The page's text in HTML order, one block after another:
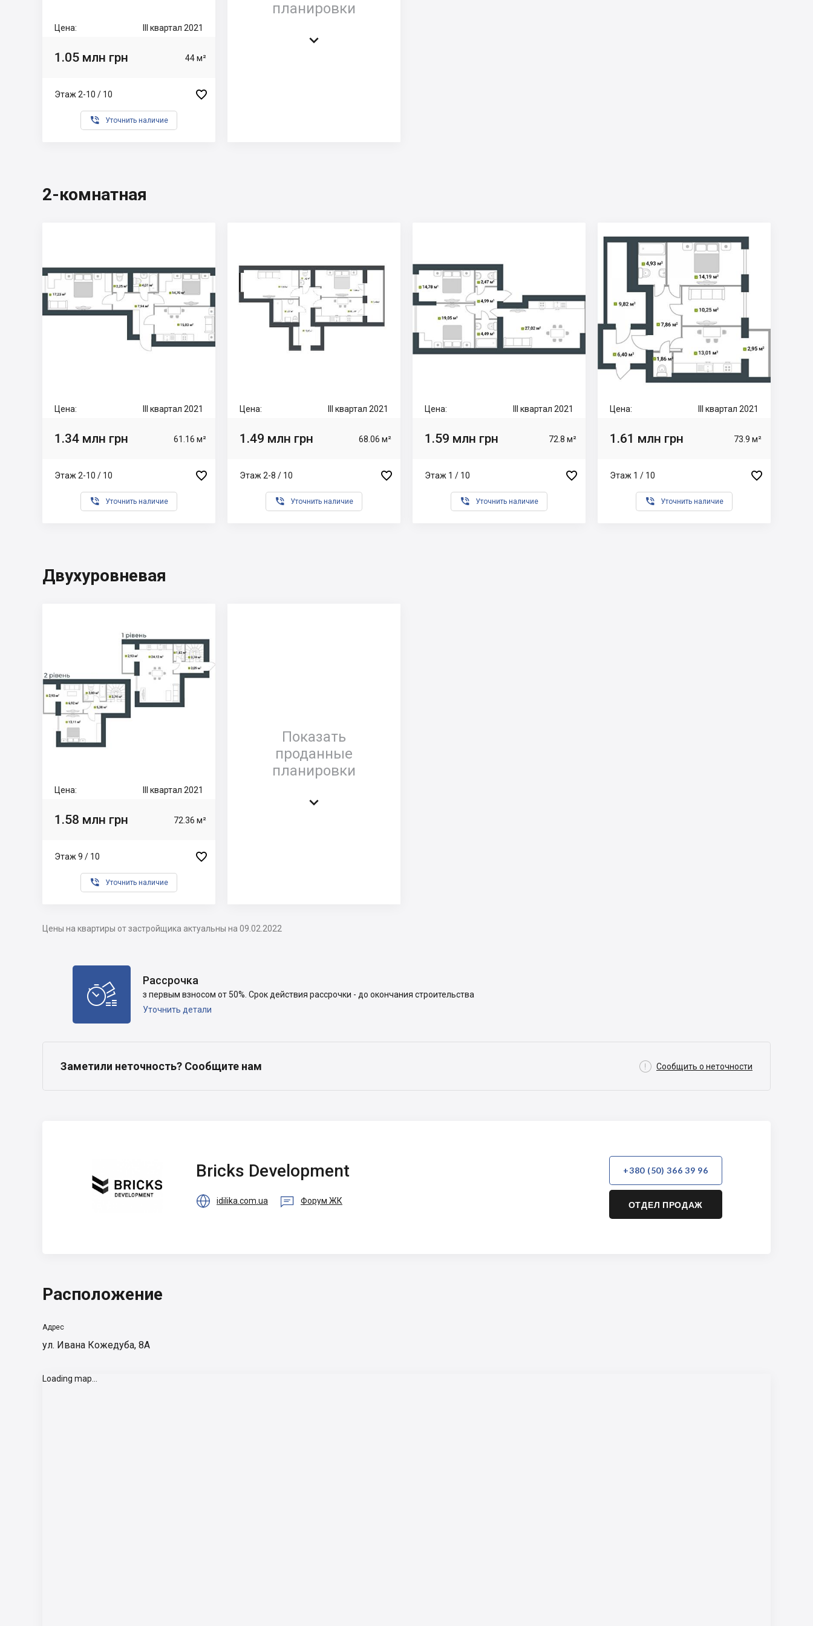
Цена: III квартал 2021
1.05 млн грн 44 м²
Этаж 2-10 / 10 
 Уточнить наличие
планировки

2-комнатная
Цена: III квартал 2021
1.34 млн грн 61.16 м²
Этаж 2-10 / 10 
 Уточнить наличие
Цена: III квартал 2021
1.49 млн грн 68.06 м²
Этаж 2-8 / 10 
 Уточнить наличие
Цена: III квартал 2021
1.59 млн грн 72.8 м²
Этаж 1 / 10 
 Уточнить наличие
Цена: III квартал 2021
1.61 млн грн 73.9 м²
Этаж 1 / 10 
 Уточнить наличие
Двухуровневая
Цена: III квартал 2021
1.58 млн грн 72.36 м²
Этаж 9 / 10 
 Уточнить наличие
Показать
проданные
планировки

Цены на квартиры от застройщика актуальны на 09.02.2022

Рассрочка
з первым взносом от 50%. Срок действия рассрочки - до окончания строительства
Уточнить детали
Заметили неточность? Сообщите нам  Сообщить о неточности
Bricks Development
 idilika.com.ua  Форум ЖК
+380 (50) 366 39 96
ОТДЕЛ ПРОДАЖ
Расположение
Адрес
ул. Ивана Кожедуба, 8А
Loading map...